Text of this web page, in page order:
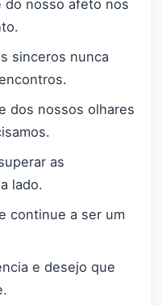
do nosso afeto nos
sinceros nunca
dos nossos olhares
as
lado.
continue a ser um
e desejo que